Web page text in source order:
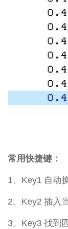
常用快捷键：
1、Key1 自动
2、Key2 插入
3、Key3 找到